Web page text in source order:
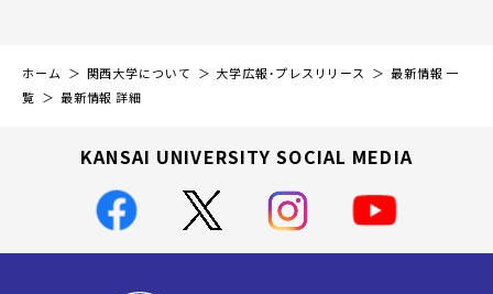
ホーム 関西大学について 大学広報・プレスリリース
最新情報 一
覧
最新情報 詳細
KANSAI UNIVERSITY SOCIAL MEDIA